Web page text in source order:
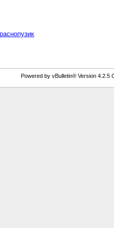
Powered by vBulletin® Version 4.2.5